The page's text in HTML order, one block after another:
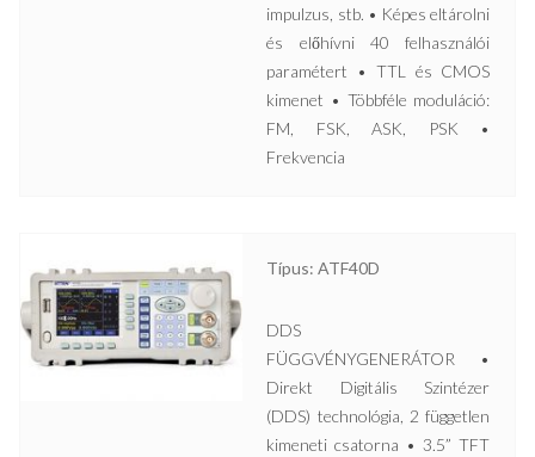
impulzus, stb. • Képes eltárolni
és előhívni 40 felhasználói
paramétert • TTL és CMOS
kimenet • Többféle moduláció:
FM, FSK, ASK, PSK •
Frekvencia
Típus: ATF40D
DDS
FÜGGVÉNYGENERÁTOR •
Direkt Digitális Szintézer
(DDS) technológia, 2 független
kimeneti csatorna • 3.5” TFT